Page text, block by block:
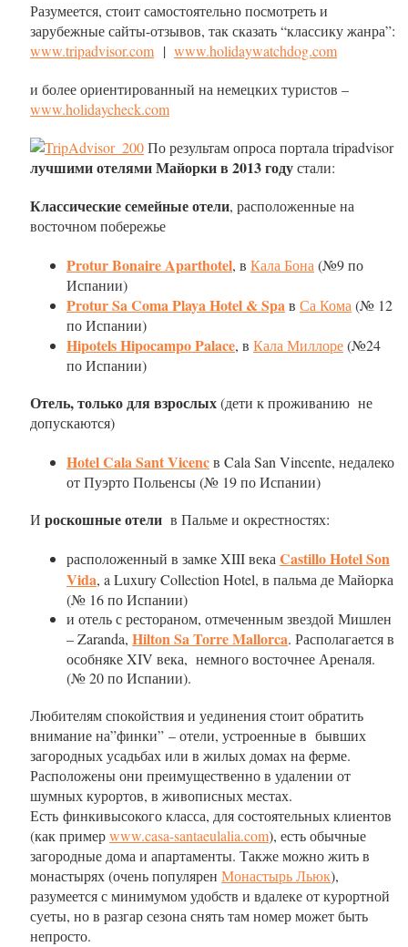
Разумеется, стоит самостоятельно посмотреть и
зарубежные сайты-отзывов, так сказать “классику жанра”:
www.tripadvisor.com | www.holidaywatchdog.com
и более ориентированный на немецких туристов –
www.holidaycheck.com
По результам опроса портала tripadvisor
лучшими отелями Майоркив 2013 годустали:
Классические семейные отели, расположенные на
восточном побережье
Protur Bonaire Aparthotel, в Кала Бона(№9 по
Испании)
Protur Sa Coma Playa Hotel & Spaв Са Кома(№ 12
по Испании)
Hipotels Hipocampo Palace, в Кала Миллоре(№24
по Испании)
Отель, только для взрослых(дети к проживанию не
допускаются)
Hotel Cala Sant Vicencв Cala San Vincente, недалеко
от Пуэрто Польенсы (№ 19 по Испании)
И роскошные отели в Пальме и окрестностях:
расположенный в замке XIII векаCastillo Hotel Son
Vida, a Luxury Collection Hotel, в пальма де Майорка
(№ 16 по Испании)
и отель с рестораном, отмеченным звездой Мишлен
– Zaranda, Hilton Sa Torre Mallorca. Располагается в
особняке XIV века, немного восточнее Ареналя.
(№ 20 по Испании).
Любителям спокойствия и уединения стоит обратить
внимание на”финки” – отели, устроенные в бывших
загородных усадьбах или в жилых домах на ферме.
Расположены они преимущественно в удалении от
шумных курортов, в живописных местах.
Есть финкивысокого класса, для состоятельных клиентов
(как примерwww.casa-santaeulalia.com), есть обычные
загородные дома и апартаменты. Также можно жить в
монастырях (очень популярен Монастырь Льюк),
разумеется с минимумом удобств и вдалеке от курортной
суеты, но в разгар сезона снять там номер может быть
непросто.